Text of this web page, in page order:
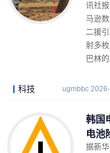
讯社
马逊
二援
射多
巴林
科技 ugmbbc
韩国
电池
据新华